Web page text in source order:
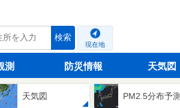
検索
現在地
測 防災情報 天気図
天気図 PM2.5分布予測